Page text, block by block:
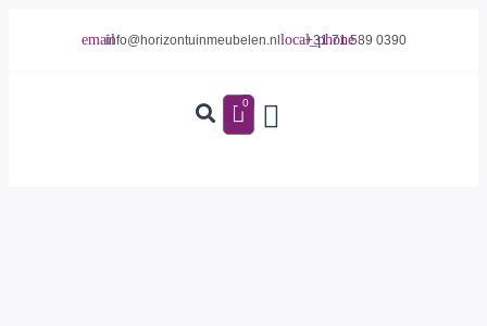
info@horizontuinmeubelen.nl +31 71 589 0390
0